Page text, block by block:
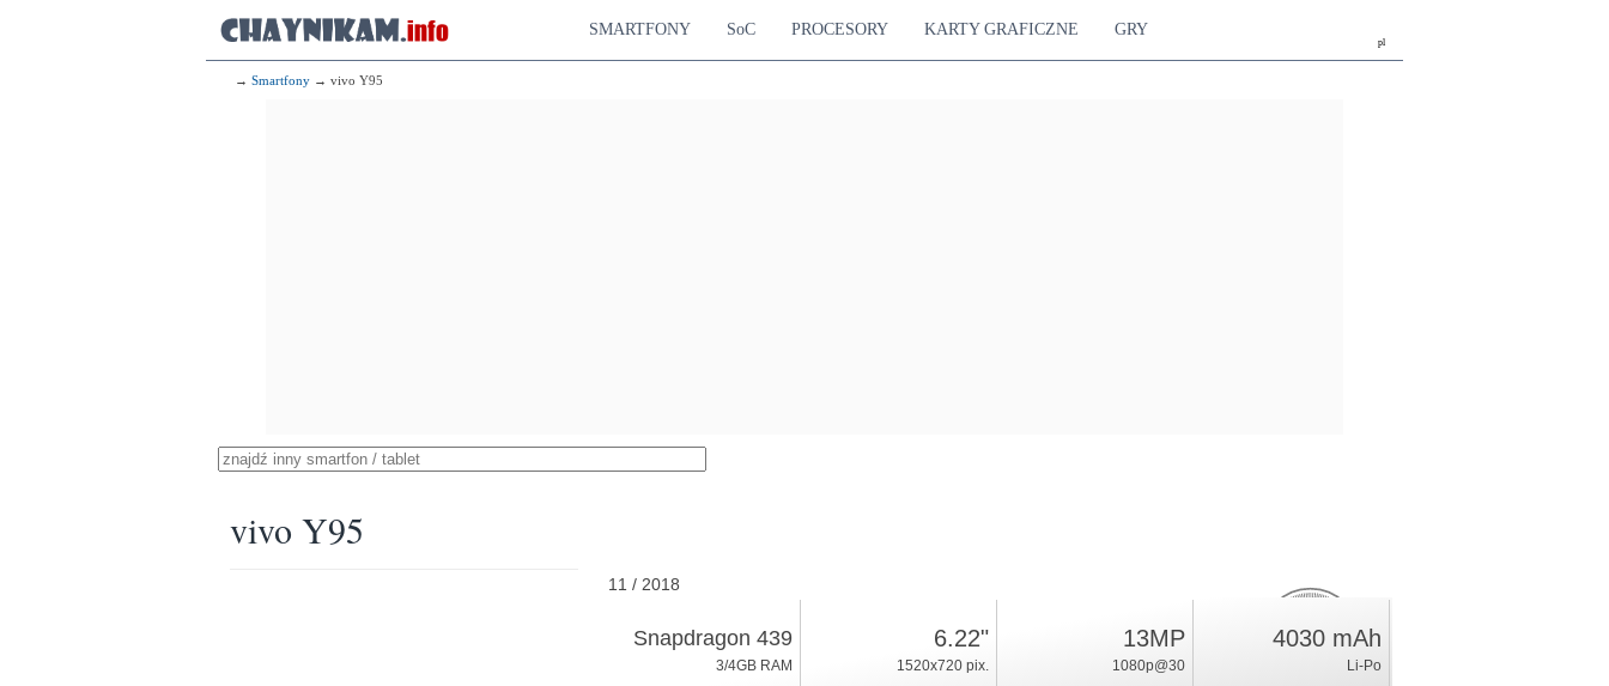
pl
SMARTFONY SoC PROCESORY KARTY GRAFICZNE GRY
→ Smartfony → vivo Y95
vivo Y95
11 / 2018
Android 8.1, Funtouch 4
3.9%
Snapdragon 439
3/4GB RAM
6.22"
1520x720 pix.
13MP
1080p@30
4030 mAh
Li-Po